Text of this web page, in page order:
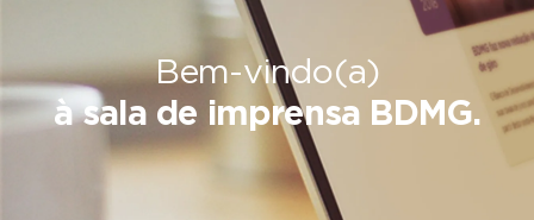
Bem-vindo(a)
à sala de imprensa BDMG.